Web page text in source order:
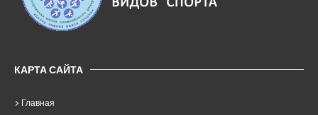
КАРТА САЙТА
Главная